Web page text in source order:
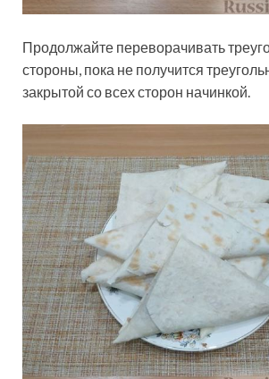
Продолжайте переворачивать
стороны, пока не получится
закрытой со всех сторон начинкой.